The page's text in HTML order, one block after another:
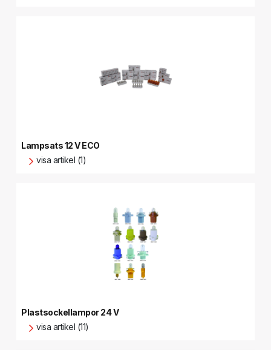
Lampsats 12 V ECO
visa artikel (1)
Plastsockellampor 24 V
visa artikel (11)